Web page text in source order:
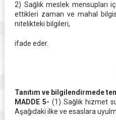
2) Sağlık meslek mensupları
ettikleri zaman ve mahal
nitelikteki bilgileri,
ifade eder.
Tanıtım ve bilgilendirmede
MADDE 5- (1) Sağlık hizmet
Aşağıdaki ilke ve esaslara